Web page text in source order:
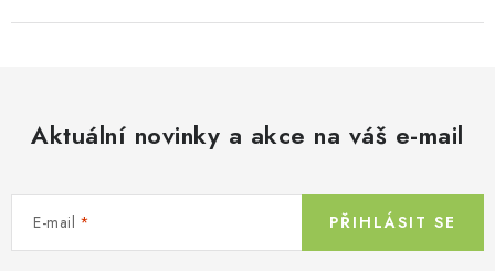
Aktuální novinky a akce na váš e-mail
E-mail PŘIHLÁSIT SE